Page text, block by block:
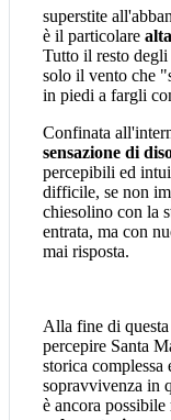
superstite
è il particolare
Tutto il resto degli
solo il vento che
in piedi a fargli
Confinata
sensazione di
percepibili ed
difficile, se non
chiesolino con la
entrata, ma con
mai risposta.
Alla fine di
percepire Santa
storica complessa
sopravvivenza in
è ancora possibile